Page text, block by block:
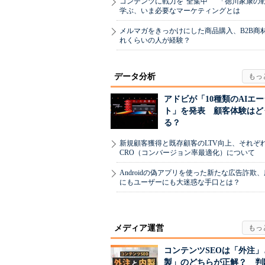
学ぶ、いま必要なマーケティングとは
メルマガをきっかけにした商品購入、B2B商
れくらいの人が経験？
データ分析
アドビが「10種類のAIエ
ト」を発表 顧客体験はど
る？
新規顧客獲得と既存顧客のLTV向上、それぞ
CRO（コンバージョン率最適化）について
Androidの偽アプリを使った新たな広告詐欺
にもユーザーにも大迷惑な手口とは？
メディア運営
コンテンツSEOは「外注
製」のどちらが正解？ 判